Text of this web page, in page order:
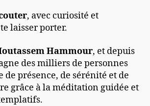
, avec curiosité et
laisser porter.
Hammour, et depuis
des milliers de personnes
de présence, de sérénité et de
grâce à la méditation guidée et